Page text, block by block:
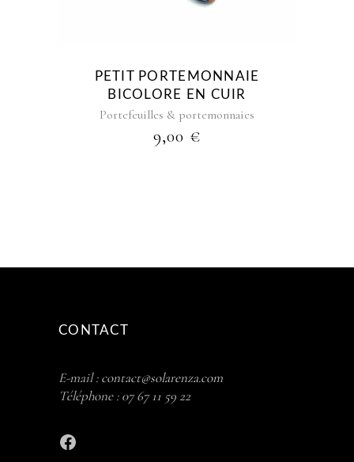
PETIT PORTEMONNAIE
BICOLORE EN CUIR
Portefeuilles & portemonnaies
9,00 €
CONTACT
E-mail :contact@solarenza.com
Téléphone :07 67 11 59 22
Facebook